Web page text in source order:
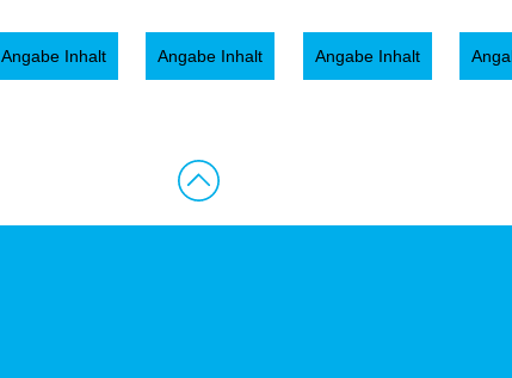
Angabe Inhalt Angabe Inhalt Angabe Inhalt